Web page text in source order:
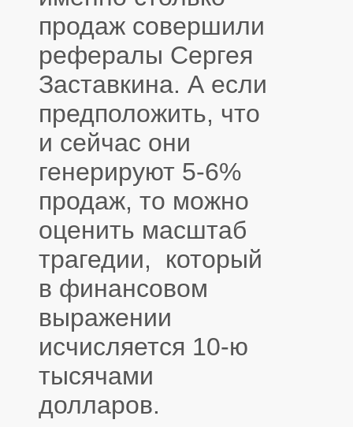
продаж совершили
рефералы Сергея
Заставкина. А если
предположить, что
и сейчас они
генерируют 5-6%
продаж, то можно
оценить масштаб
трагедии, который
в финансовом
выражении
исчисляется 10-ю
тысячами
долларов.